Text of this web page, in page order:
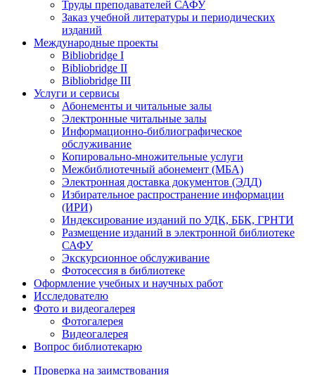
Труды преподавателей САФУ
Заказ учебной литературы и периодических
изданий
Международные проекты
Bibliobridge I
Bibliobridge II
Bibliobridge III
Услуги и сервисы
Абонементы и читальные залы
Электронные читальные залы
Информационно-библиографическое
обслуживание
Копировально-множительные услуги
Межбиблиотечный абонемент (МБА)
Электронная доставка документов (ЭДД)
Избирательное распространение информации
(ИРИ)
Индексирование изданий по УДК, ББК, ГРНТИ
Размещение изданий в электронной библиотеке
САФУ
Экскурсионное обслуживание
Фотосессия в библиотеке
Оформление учебных и научных работ
Исследователю
Фото и видеогалерея
Фотогалерея
Видеогалерея
Вопрос библиотекарю
Проверка на заимствования